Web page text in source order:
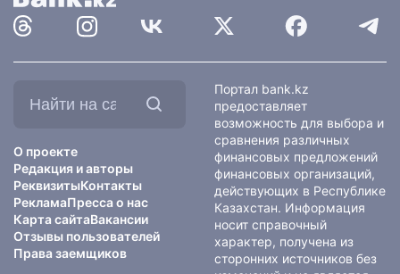
О проекте
Редакция и авторы
РеквизитыКонтакты
РекламаПресса о нас
Карта сайтаВакансии
Отзывы пользователей
Права заемщиков
Портал bank.kz
предоставляет
возможность для выбора и
сравнения различных
финансовых предложений
финансовых организаций,
действующих в Республике
Казахстан. Информация
носит справочный
характер, получена из
сторонних источников без